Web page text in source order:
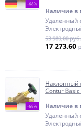
-68%
Наличие в
Удаленный
53 980,00 руб.
17 273,60
-68%
Наклонный
Contur Basic
Наличие в
Удаленный